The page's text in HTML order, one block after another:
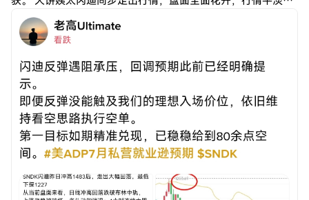
不用干等着，抓得住小段行情，积少也能成多。 不追求一夜爆
转，稳稳落代才是硬道理。黄金单日涨